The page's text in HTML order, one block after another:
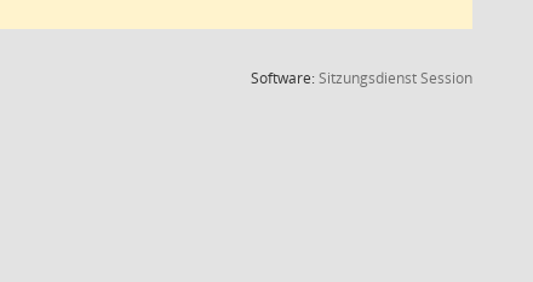
Software:SitzungsdienstSession(Wird in